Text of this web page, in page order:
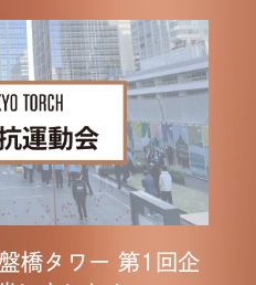
橋タワー 第1回企